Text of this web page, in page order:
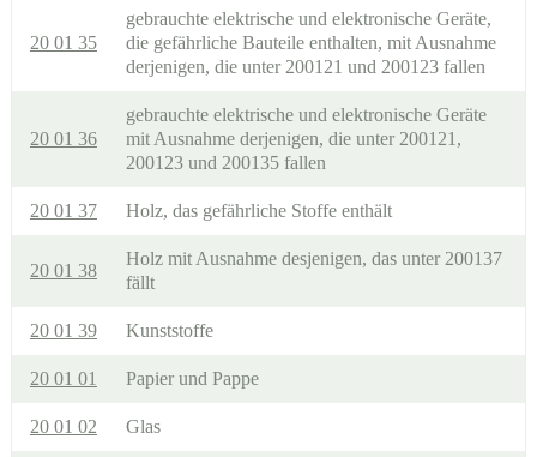
20 01 35
gebrauchte elektrische und elektronische Geräte,
die gefährliche Bauteile enthalten, mit Ausnahme
derjenigen, die unter 200121 und 200123 fallen
20 01 36
gebrauchte elektrische und elektronische Geräte
mit Ausnahme derjenigen, die unter 200121,
200123 und 200135 fallen
20 01 37 Holz, das gefährliche Stoffe enthält
20 01 38
Holz mit Ausnahme desjenigen, das unter 200137
fällt
20 01 39 Kunststoffe
20 01 01 Papier und Pappe
20 01 02 Glas